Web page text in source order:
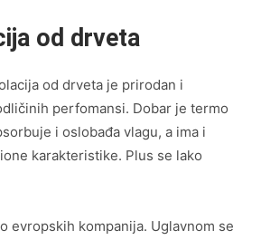
od drveta
od drveta je prirodan i
perfomansi. Dobar je termo
i oslobađa vlagu, a ima i
karakteristike. Plus se lako
evropskih kompanija. Uglavnom se